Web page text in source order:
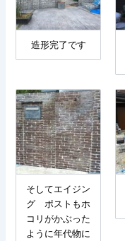
造形完了です
そしてエイジン
グ ポストもホ
コリがかぶった
ように年代物に